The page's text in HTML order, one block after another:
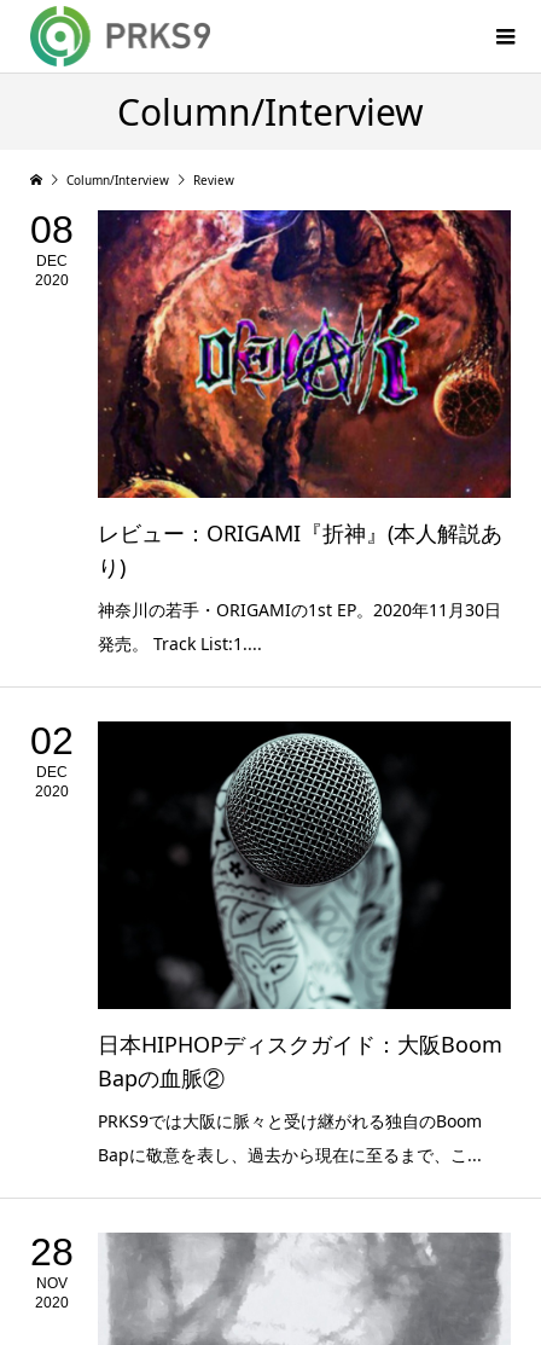
Column/Interview
Column/Interview Review
08
DEC
2020
レビュー：ORIGAMI『折神』(本人解説あ
り)
神奈川の若手・ORIGAMIの1st EP。2020年11月30日
発売。 Track List:1....
02
DEC
2020
日本HIPHOPディスクガイド：大阪Boom
Bapの血脈②
PRKS9では大阪に脈々と受け継がれる独自のBoom
Bapに敬意を表し、過去から現在に至るまで、こ...
28
NOV
2020